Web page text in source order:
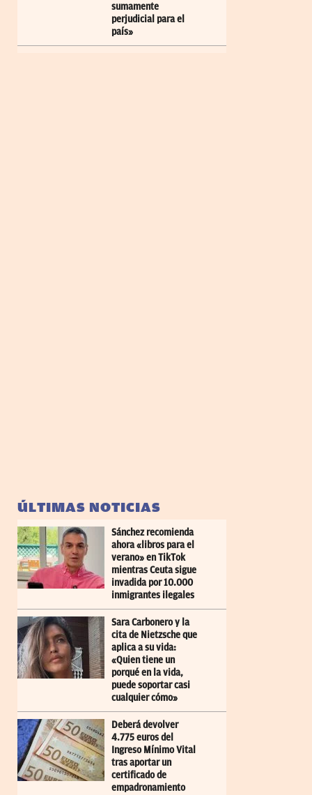
sumamente
perjudicial para el
país»
ÚLTIMAS NOTICIAS
Sánchez recomienda
ahora «libros para el
verano» en TikTok
mientras Ceuta sigue
invadida por 10.000
inmigrantes ilegales
Sara Carbonero y la
cita de Nietzsche que
aplica a su vida:
«Quien tiene un
porqué en la vida,
puede soportar casi
cualquier cómo»
Deberá devolver
4.775 euros del
Ingreso Mínimo Vital
tras aportar un
certificado de
empadronamiento